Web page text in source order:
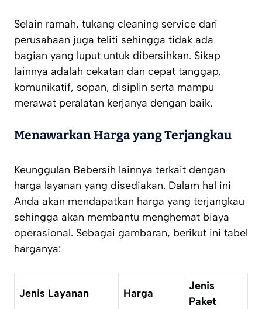
Selain ramah, tukang cleaning service dari
perusahaan juga teliti sehingga tidak ada
bagian yang luput untuk dibersihkan. Sikap
lainnya adalah cekatan dan cepat tanggap,
komunikatif, sopan, disiplin serta mampu
merawat peralatan kerjanya dengan baik.
Menawarkan Harga yang Terjangkau
Keunggulan Bebersih lainnya terkait dengan
harga layanan yang disediakan. Dalam hal ini
Anda akan mendapatkan harga yang terjangkau
sehingga akan membantu menghemat biaya
operasional. Sebagai gambaran, berikut ini tabel
harganya:
Jenis Layanan Harga
Jenis
Paket